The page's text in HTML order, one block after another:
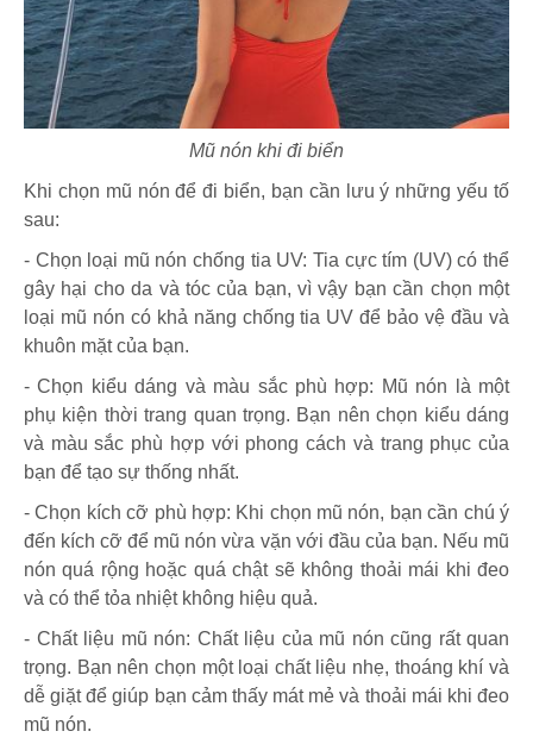
Mũ nón khi đi biển
Khi chọn mũ nón để đi biển, bạn cần lưu ý những yếu tố
sau:
- Chọn loại mũ nón chống tia UV: Tia cực tím (UV) có thể
gây hại cho da và tóc của bạn, vì vậy bạn cần chọn một
loại mũ nón có khả năng chống tia UV để bảo vệ đầu và
khuôn mặt của bạn.
- Chọn kiểu dáng và màu sắc phù hợp: Mũ nón là một
phụ kiện thời trang quan trọng. Bạn nên chọn kiểu dáng
và màu sắc phù hợp với phong cách và trang phục của
bạn để tạo sự thống nhất.
- Chọn kích cỡ phù hợp: Khi chọn mũ nón, bạn cần chú ý
đến kích cỡ để mũ nón vừa vặn với đầu của bạn. Nếu mũ
nón quá rộng hoặc quá chật sẽ không thoải mái khi đeo
và có thể tỏa nhiệt không hiệu quả.
- Chất liệu mũ nón: Chất liệu của mũ nón cũng rất quan
trọng. Bạn nên chọn một loại chất liệu nhẹ, thoáng khí và
dễ giặt để giúp bạn cảm thấy mát mẻ và thoải mái khi đeo
mũ nón.